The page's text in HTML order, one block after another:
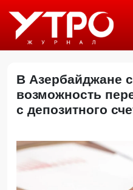
В Азербайджане
возможность
с депозитного